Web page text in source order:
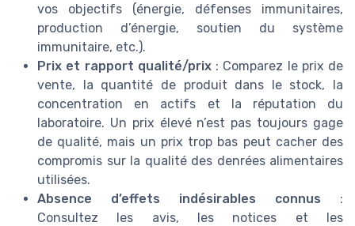
vos objectifs (énergie, défenses immunitaires,
production d’énergie, soutien du système
immunitaire, etc.).
Prix et rapport qualité/prix: Comparez le prix de
vente, la quantité de produit dans le stock, la
concentration en actifs et la réputation du
laboratoire. Un prix élevé n’est pas toujours gage
de qualité, mais un prix trop bas peut cacher des
compromis sur la qualité des denrées alimentaires
utilisées.
Absence d’effets indésirables connus :
Consultez les avis, les notices et les